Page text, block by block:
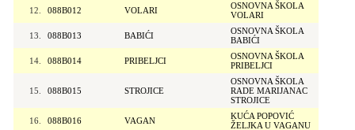
12. 088B012 VOLARI
OSNOVNA ŠKOLA
VOLARI
13. 088B013 BABIĆI
OSNOVNA ŠKOLA
BABIĆI
14. 088B014 PRIBELJCI
OSNOVNA ŠKOLA
PRIBELJCI
15. 088B015 STROJICE
OSNOVNA ŠKOLA
RADE MARIJANAC
STROJICE
16. 088B016 VAGAN
KUĆA POPOVIĆ
ŽELJKA U VAGANU